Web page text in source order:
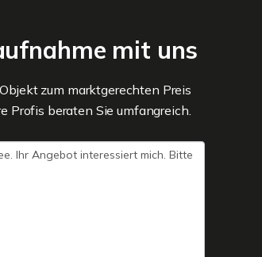
mit uns
zum marktgerechten Preis
Profis beraten Sie umfangreich.